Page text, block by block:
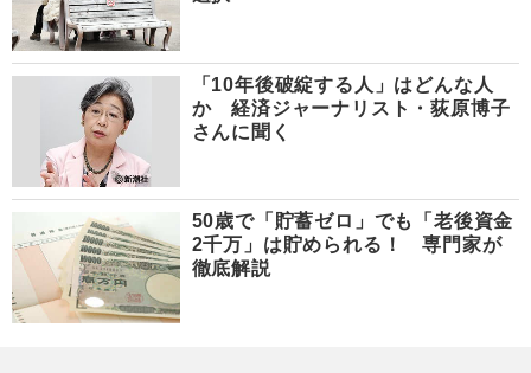
「10年後破綻する人」はどんな人
か 経済ジャーナリスト・荻原博子
さんに聞く
50歳で「貯蓄ゼロ」でも「老後資金
2千万」は貯められる！ 専門家が
徹底解説